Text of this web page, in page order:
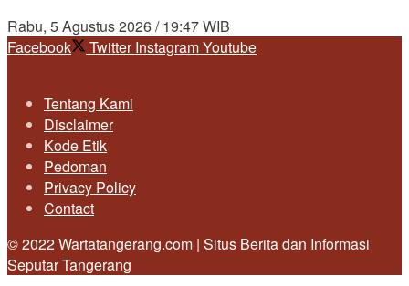
Rabu, 5 Agustus 2026 / 19:47 WIB
Facebook
Twitter InstagramYoutube
Tentang Kami
Disclaimer
Kode Etik
Pedoman
Privacy Policy
Contact
© 2022 Wartatangerang.com | Situs Berita dan Informasi
Seputar Tangerang